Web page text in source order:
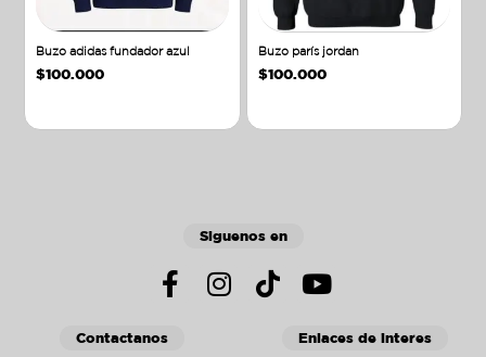
Buzo adidas fundador azul
$100.000
Buzo parís jordan
$100.000
Siguenos en
Contactanos Enlaces de interes